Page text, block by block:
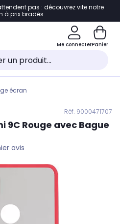
navigation
de page
pas : découvrez vite notre
à prix bradés.
Me connecterPanier
écran
Réf. 9000471707
9C Rouge avec Bague
avis